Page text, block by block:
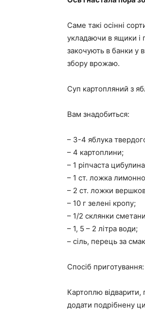
Саме такі осінні
укладаючи в ящики і
закочують в банки у
збору врожаю.
Суп картопляний з
Вам знадобиться:
– 3-4 яблука
– 4 картоплини;
– 1 ріпчаста
– 1 ст. ложка
– 2 ст. ложки
– 10 г зелені кропу;
– 1/2 склянки
– 1, 5 – 2 літра води;
– сіль, перець за
Спосіб приготування:
Картоплю відварити,
додати подрібнену